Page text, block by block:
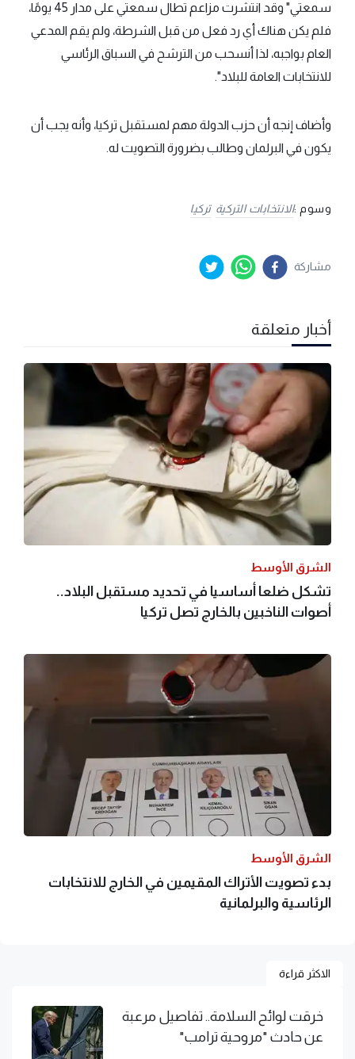
سمعتي" وقد انتشرت مزاعم تطال سمعتي على مدار 45 يومًا،
فلم يكن هناك أي رد فعل من قبل الشرطة، ولم يقم المدعي
العام بواجبه، لذا أنسحب من الترشح في السباق الرئاسي
للانتخابات العامة للبلاد".
وأضاف إنجه أن حزب الدولة مهم لمستقبل تركيا، وأنه يجب أن
يكون في البرلمان وطالب بضرورة التصويت له.
وسوم :الانتخابات التركية تركيا
مشاركة
أخبار متعلقة
الشرق الأوسط
تشكل ضلعا أساسيا في تحديد مستقبل البلاد..
أصوات الناخبين بالخارج تصل تركيا
الشرق الأوسط
بدء تصويت الأتراك المقيمين في الخارج للانتخابات
الرئاسية والبرلمانية
الاكثر قراءة
خرقت لوائح السلامة.. تفاصيل مرعبة
عن حادث "مروحية ترامب"